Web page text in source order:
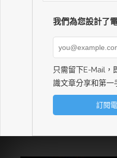
我們為您設計了
只需留下E-Mail，
識文章分享和第一